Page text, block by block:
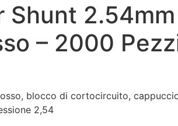
Shunt 2.54mm
– 2000
blocco di cortocircuito,
2,54